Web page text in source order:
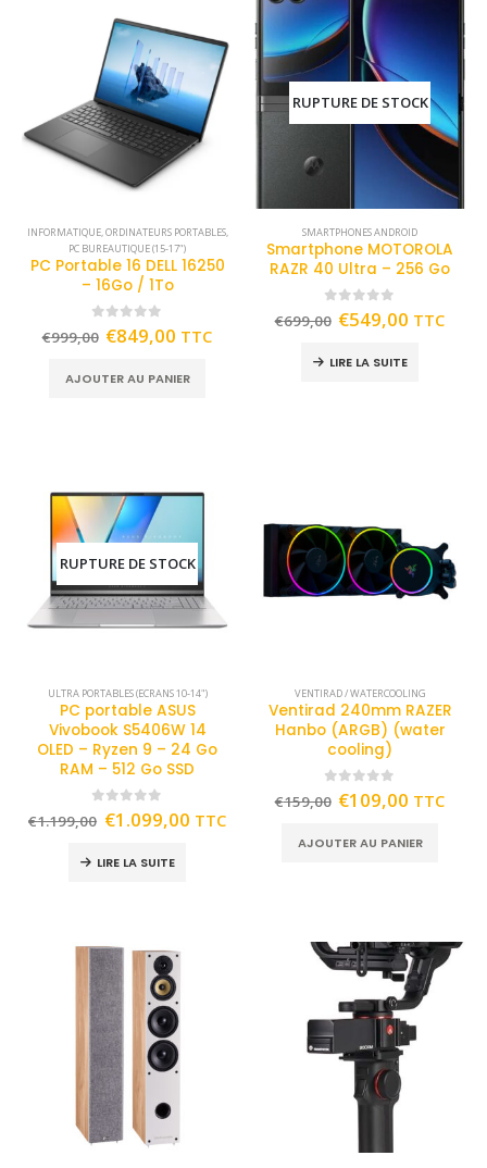
INFORMATIQUE,ORDINATEURS PORTABLES,
PC BUREAUTIQUE (15-17")
PC Portable 16 DELL 16250
– 16Go / 1To
out of 5
€999,00 €849,00 TTC
AJOUTER AU PANIER
RUPTURE DE STOCK
SMARTPHONES ANDROID
Smartphone MOTOROLA
RAZR 40 Ultra – 256 Go
out of 5
€699,00 €549,00 TTC
LIRE LA SUITE
RUPTURE DE STOCK
ULTRA PORTABLES (ECRANS 10-14")
PC portable ASUS
Vivobook S5406W 14
OLED – Ryzen 9 – 24 Go
RAM – 512 Go SSD
out of 5
€1.199,00 €1.099,00 TTC
LIRE LA SUITE
VENTIRAD / WATERCOOLING
Ventirad 240mm RAZER
Hanbo (ARGB) (water
cooling)
out of 5
€159,00 €109,00 TTC
AJOUTER AU PANIER